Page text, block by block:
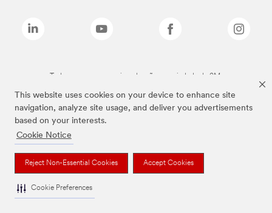
This website uses cookies on your device to enhance site
navigation, analyze site usage, and deliver you advertisements
based on your interests.
Cookie Notice
Reject Non-Essential Cookies Accept Cookies
Cookie Preferences
Todas as marcas mencionadas são propriedade da 3M.